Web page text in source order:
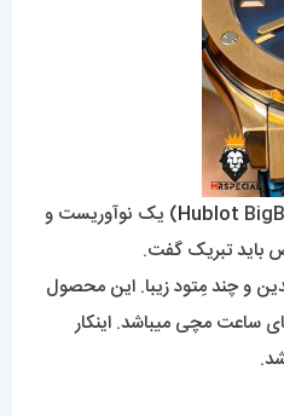
HublotBigBang) یک نوآوریست و
باید تبریک گفت.
و چند مِتود زیبا. این محصول
ساعت مچی میباشد. اینکار